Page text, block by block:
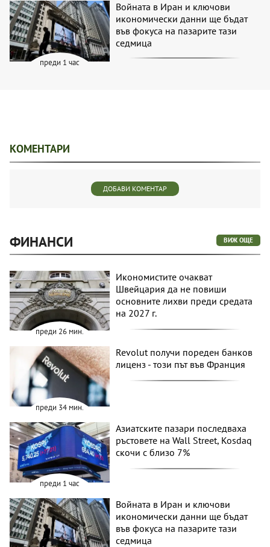
преди 1 час
Войната в Иран и ключови
икономически данни ще бъдат
във фокуса на пазарите тази
седмица
КОМЕНТАРИ
ДОБАВИ КОМЕНТАР
ФИНАНСИ ВИЖ ОЩЕ
преди 26 мин.
Икономистите очакват
Швейцария да не повиши
основните лихви преди средата
на 2027 г.
преди 34 мин.
Revolut получи пореден банков
лиценз - този път във Франция
преди 1 час
Азиатските пазари последваха
ръстовете на Wall Street, Kosdaq
скочи с близо 7%
Войната в Иран и ключови
икономически данни ще бъдат
във фокуса на пазарите тази
седмица